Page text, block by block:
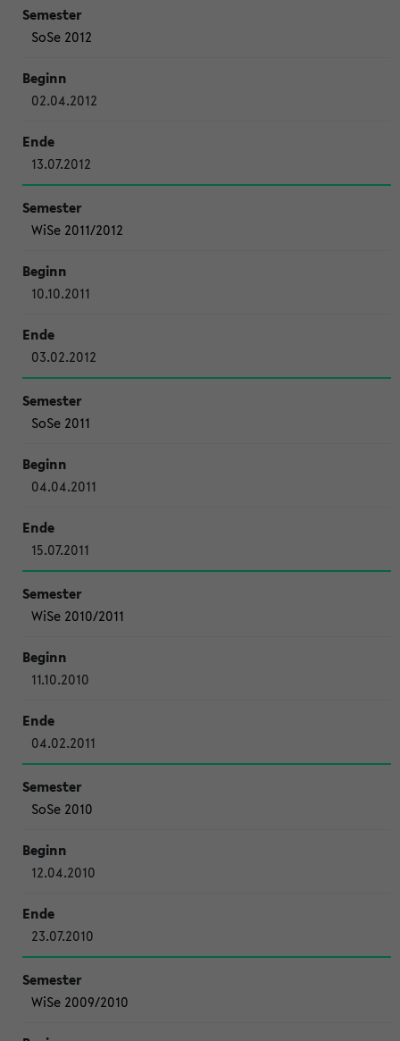
SoSe 2012
02.04.2012
13.07.2012
WiSe 2011/2012
10.10.2011
03.02.2012
SoSe 2011
04.04.2011
15.07.2011
WiSe 2010/2011
11.10.2010
04.02.2011
SoSe 2010
12.04.2010
23.07.2010
WiSe 2009/2010